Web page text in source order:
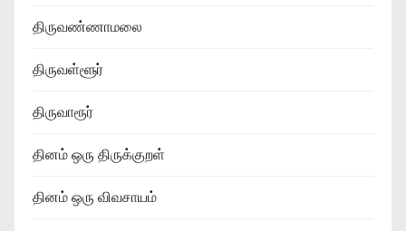
திருவண்ணாமலை
திருவள்ளூர்
திருவாரூர்
தினம் ஒரு திருக்குறள்
தினம் ஒரு விவசாயம்